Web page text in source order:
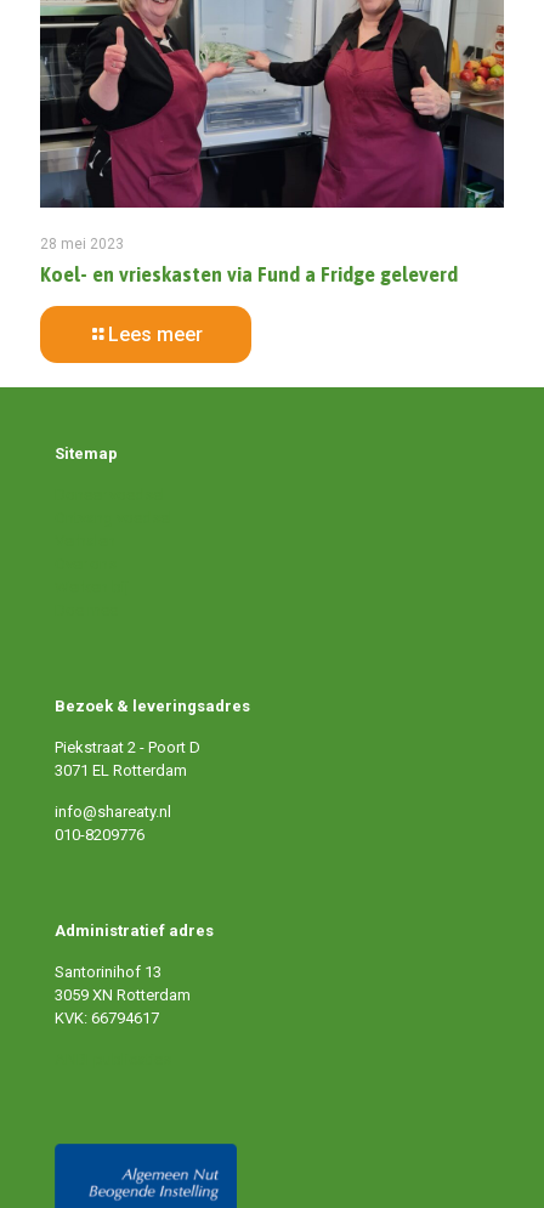
28 mei 2023
Koel- en vrieskasten via Fund a Fridge geleverd
Lees meer
Sitemap
Bezoek & leveringsadres
Piekstraat 2 - Poort D
3071 EL Rotterdam
info@shareaty.nl
010-8209776
Administratief adres
Santorinihof 13
3059 XN Rotterdam
KVK: 66794617